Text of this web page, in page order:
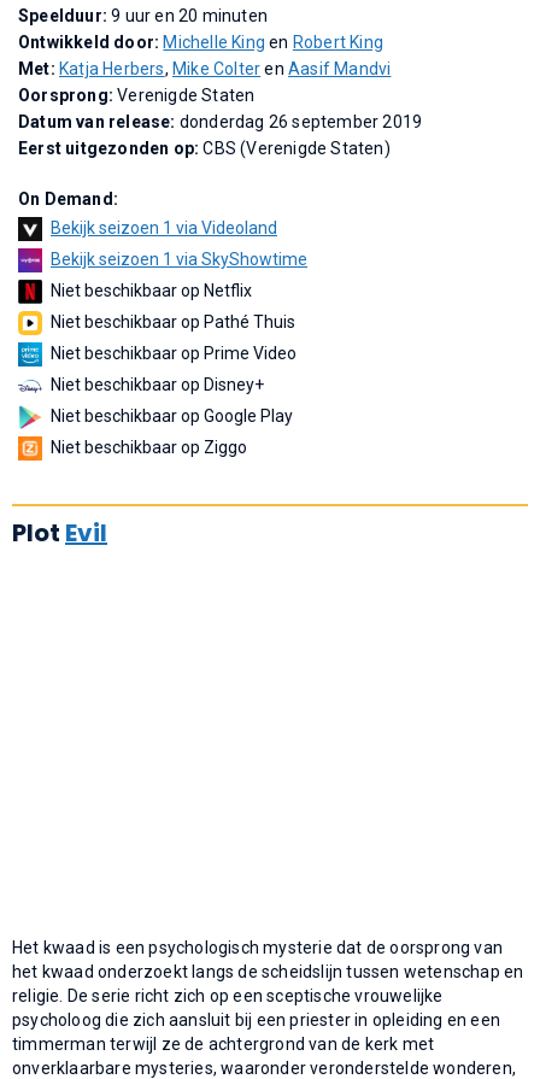
Speelduur:9 uur en 20 minuten
Ontwikkeld door: Michelle King en Robert King
Met: Katja Herbers, Mike ColterenAasif Mandvi
Oorsprong:Verenigde Staten
Datum van release: donderdag 26 september 2019
Eerst uitgezonden op:CBS (Verenigde Staten)
On Demand:
Bekijk seizoen 1 via Videoland
Bekijk seizoen 1 via SkyShowtime
Niet beschikbaar op Netflix
Niet beschikbaar op Pathé Thuis
Niet beschikbaar op Prime Video
Niet beschikbaar op Disney+
Niet beschikbaar op Google Play
Niet beschikbaar op Ziggo
Plot Evil
Het kwaad is een psychologisch mysterie dat de oorsprong van
het kwaad onderzoekt langs de scheidslijn tussen wetenschap en
religie. De serie richt zich op een sceptische vrouwelijke
psycholoog die zich aansluit bij een priester in opleiding en een
timmerman terwijl ze de achtergrond van de kerk met
onverklaarbare mysteries, waaronder veronderstelde wonderen,